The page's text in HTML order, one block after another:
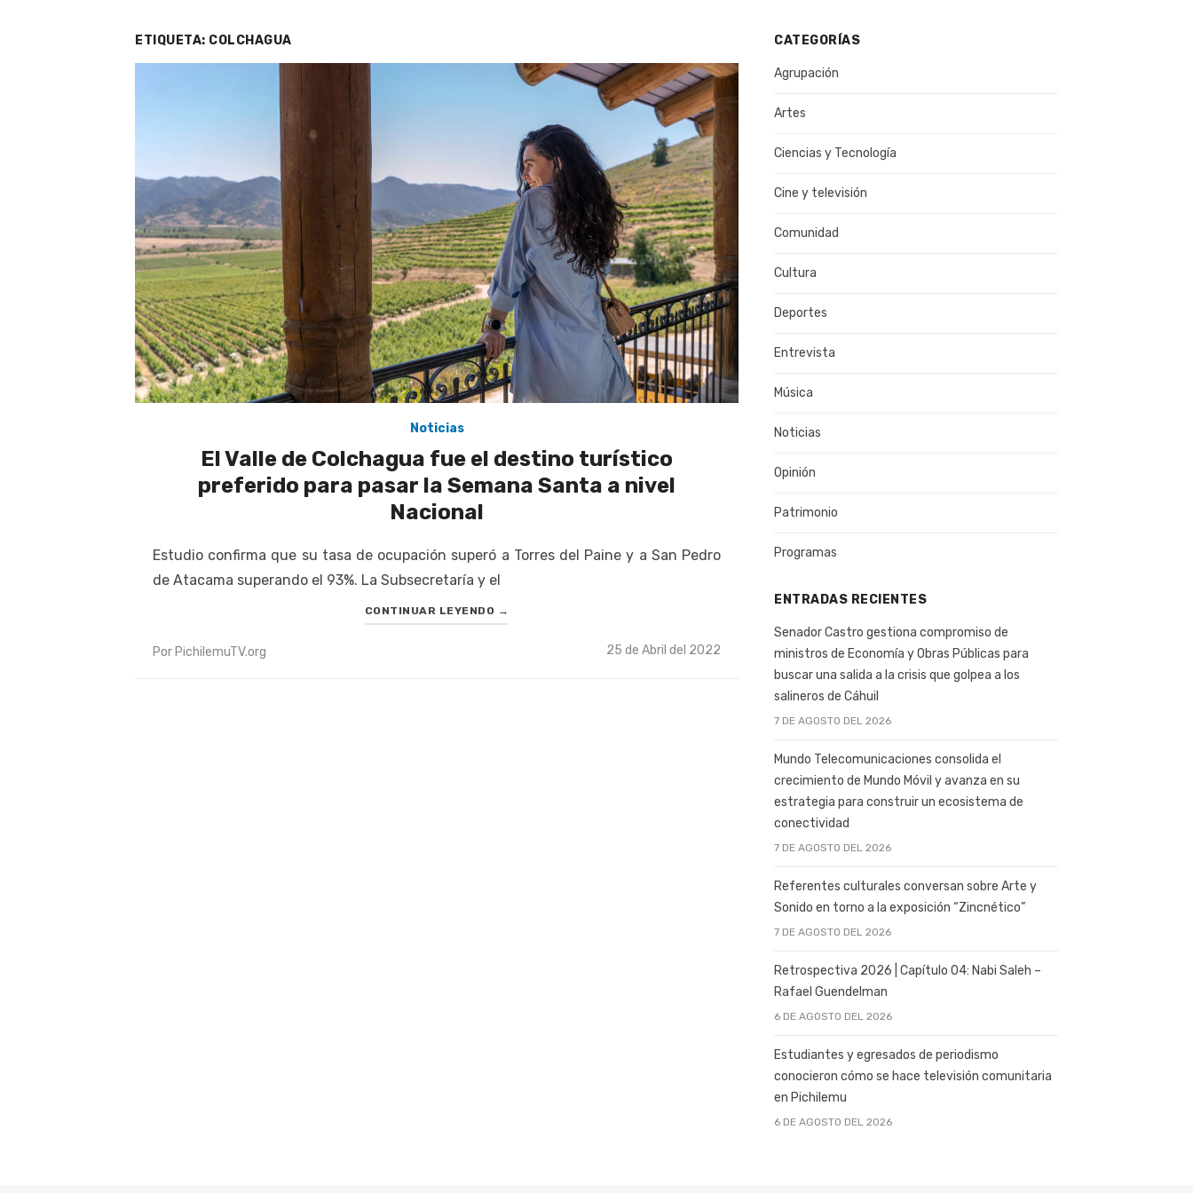
ETIQUETA: COLCHAGUA
Noticias
El Valle de Colchagua fue el destino turístico
preferido para pasar la Semana Santa a nivel
Nacional
Estudio confirma que su tasa de ocupación superó a Torres del Paine y a San Pedro
de Atacama superando el 93%. La Subsecretaría y el
CONTINUAR LEYENDO →
Por PichilemuTV.org
Publicado
25 de Abril del 2022
CATEGORÍAS
Agrupación
Artes
Ciencias y Tecnología
Cine y televisión
Comunidad
Cultura
Deportes
Entrevista
Música
Noticias
Opinión
Patrimonio
Programas
ENTRADAS RECIENTES
Senador Castro gestiona compromiso de
ministros de Economía y Obras Públicas para
buscar una salida a la crisis que golpea a los
salineros de Cáhuil
7 DE AGOSTO DEL 2026
Mundo Telecomunicaciones consolida el
crecimiento de Mundo Móvil y avanza en su
estrategia para construir un ecosistema de
conectividad
7 DE AGOSTO DEL 2026
Referentes culturales conversan sobre Arte y
Sonido en torno a la exposición “Zincnético”
7 DE AGOSTO DEL 2026
Retrospectiva 2026 | Capítulo 04: Nabi Saleh –
Rafael Guendelman
6 DE AGOSTO DEL 2026
Estudiantes y egresados de periodismo
conocieron cómo se hace televisión comunitaria
en Pichilemu
6 DE AGOSTO DEL 2026